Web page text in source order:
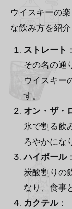
ウイスキーの
な飲み方を紹介
ストレート ：
その名の通
ウイスキー
す。
オン・ザ・
氷で割る飲
ろやかにな
ハイボール：
炭酸割りの
なり、食事
カクテル：